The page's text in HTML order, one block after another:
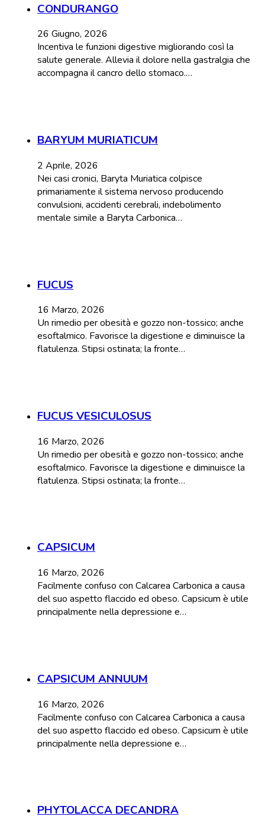
CONDURANGO
26 Giugno, 2026
Incentiva le funzioni digestive migliorando così la
salute generale. Allevia il dolore nella gastralgia che
accompagna il cancro dello stomaco.…
BARYUM MURIATICUM
2 Aprile, 2026
Nei casi cronici, Baryta Muriatica colpisce
primariamente il sistema nervoso producendo
convulsioni, accidenti cerebrali, indebolimento
mentale simile a Baryta Carbonica…
FUCUS
16 Marzo, 2026
Un rimedio per obesità e gozzo non-tossico; anche
esoftalmico. Favorisce la digestione e diminuisce la
flatulenza. Stipsi ostinata; la fronte…
FUCUS VESICULOSUS
16 Marzo, 2026
Un rimedio per obesità e gozzo non-tossico; anche
esoftalmico. Favorisce la digestione e diminuisce la
flatulenza. Stipsi ostinata; la fronte…
CAPSICUM
16 Marzo, 2026
Facilmente confuso con Calcarea Carbonica a causa
del suo aspetto flaccido ed obeso. Capsicum è utile
principalmente nella depressione e…
CAPSICUM ANNUUM
16 Marzo, 2026
Facilmente confuso con Calcarea Carbonica a causa
del suo aspetto flaccido ed obeso. Capsicum è utile
principalmente nella depressione e…
PHYTOLACCA DECANDRA